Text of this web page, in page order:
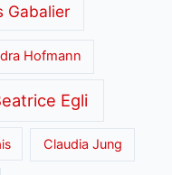
Gabalier
Hofmann
Egli
Claudia Jung